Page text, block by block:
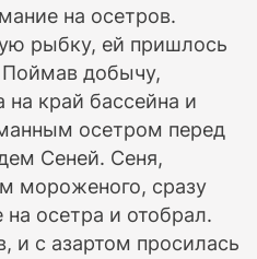
на осетров.
рыбку, ей пришлось
Поймав добычу,
край бассейна и
осетром перед
Сеней. Сеня,
мороженого, сразу
осетра и отобрал.
и с азартом просилась